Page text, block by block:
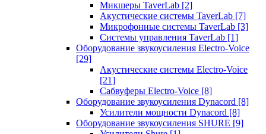
Микшеры TaverLab [2]
Акустические системы TaverLab [7]
Микрофонные системы TaverLab [3]
Системы управления TaverLab [1]
Оборудование звукоусиления Electro-Voice
[29]
Акустические системы Electro-Voice
[21]
Сабвуферы Electro-Voice [8]
Оборудование звукоусиления Dynacord [8]
Усилители мощности Dynacord [8]
Оборудование звукоусиления SHURE [9]